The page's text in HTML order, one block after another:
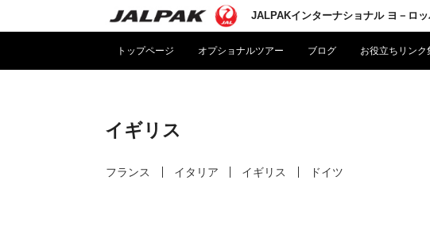
JALPAKインターナショナル ヨ－ロ
トップページ オプショナルツアー ブログ お役立ちリンク
イギリス
フランス イタリア イギリス ドイツ